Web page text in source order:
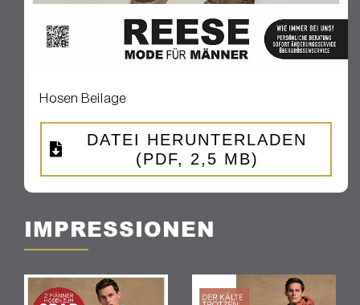
Hosen Beilage
DATEI HERUNTERLADEN
(PDF, 2,5 MB)
IMPRESSIONEN